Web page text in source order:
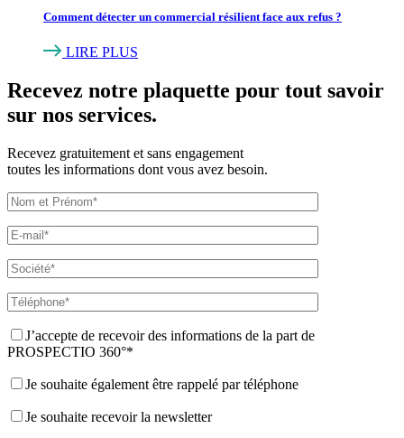
Comment détecter un commercial résilient face aux refus ?
LIRE PLUS
Recevez notre plaquette pour tout savoir
sur nos services.
Recevez gratuitement et sans engagement
toutes les informations dont vous avez besoin.
J’accepte de recevoir des informations de la part de
PROSPECTIO 360°*
Je souhaite également être rappelé par téléphone
Je souhaite recevoir la newsletter